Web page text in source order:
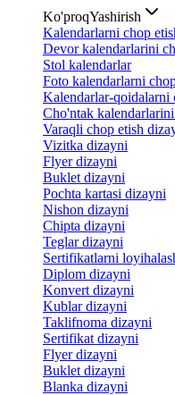
Ko'proqYashirish
Kalendarlarni chop
Devor kalendarlarini
Stol kalendarlar
Foto kalendarlarni
Kalendarlar-qoidalarni
Cho'ntak
Varaqli chop etish
Vizitka dizayni
Flyer dizayni
Buklet dizayni
Pochta kartasi dizayni
Nishon dizayni
Chipta dizayni
Teglar dizayni
Sertifikatlarni
Diplom dizayni
Konvert dizayni
Kublar dizayni
Taklifnoma dizayni
Sertifikat dizayni
Flyer dizayni
Buklet dizayni
Blanka dizayni